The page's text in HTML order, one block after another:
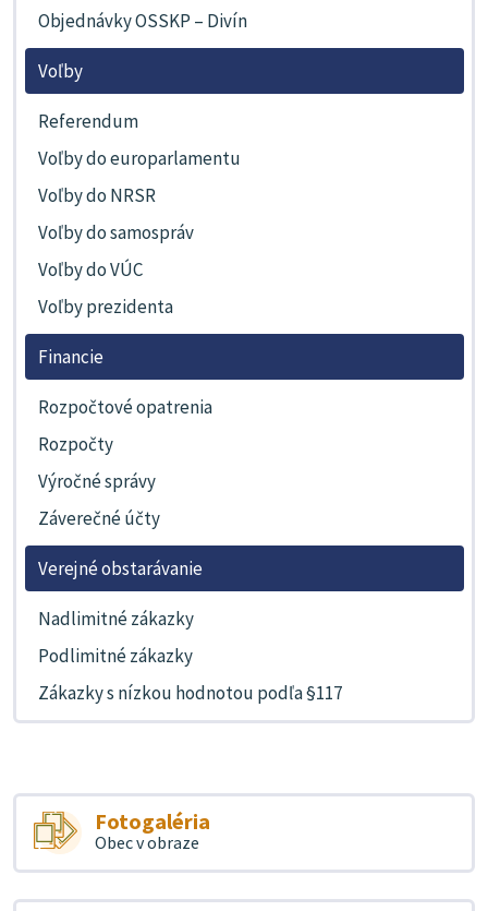
Objednávky OSSKP – Divín
Voľby
Referendum
Voľby do europarlamentu
Voľby do NRSR
Voľby do samospráv
Voľby do VÚC
Voľby prezidenta
Financie
Rozpočtové opatrenia
Rozpočty
Výročné správy
Záverečné účty
Verejné obstarávanie
Nadlimitné zákazky
Podlimitné zákazky
Zákazky s nízkou hodnotou podľa §117
Fotogaléria
Obec v obraze